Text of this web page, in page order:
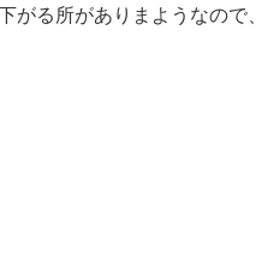
る所がありまようなので、